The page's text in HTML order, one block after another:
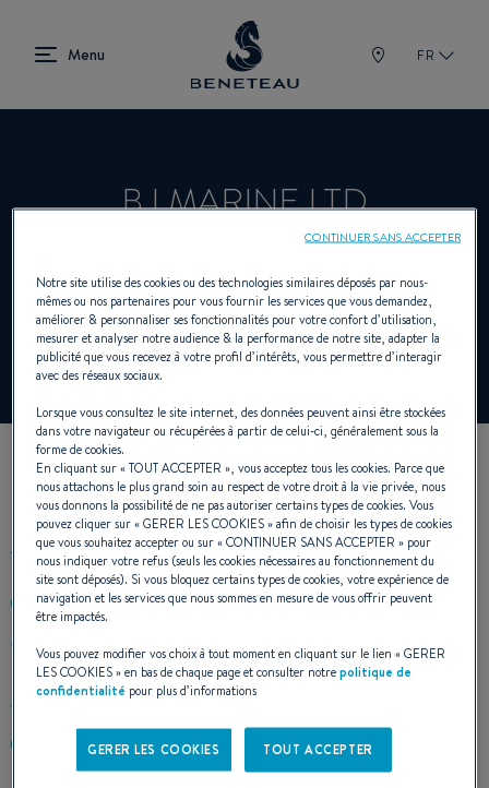
FR
BJ MARINE LTD
Concessionnaire Voiliers, In-bord, Hors-
bord, First pour BENETEAU
NOS COORDONNÉES
+35312878334
GREYSTONES HARBOUR MARINA GREYSTONES
Ireland
Calculer l'itinéraire
http://www.bjmarine.net/
Notre site utilise des cookies ou des technologies similaires déposés par nous-
mêmes ou nos partenaires pour vous fournir les services que vous demandez,
améliorer & personnaliser ses fonctionnalités pour votre confort d’utilisation,
mesurer et analyser notre audience & la performance de notre site, adapter la
publicité que vous recevez à votre profil d’intérêts, vous permettre d’interagir
avec des réseaux sociaux.
Lorsque vous consultez le site internet, des données peuvent ainsi être stockées
dans votre navigateur ou récupérées à partir de celui-ci, généralement sous la
forme de cookies.
En cliquant sur «TOUT ACCEPTER », vous acceptez tous les cookies. Parce que
nous attachons le plus grand soin au respect de votre droit à la vie privée, nous
vous donnons la possibilité de ne pas autoriser certains types de cookies. Vous
pouvez cliquer sur «GERER LES COOKIES» afin de choisir les types de cookies
que vous souhaitez accepter ou sur «CONTINUER SANS ACCEPTER » pour
nous indiquer votre refus (seuls les cookies nécessaires au fonctionnement du
site sont déposés). Si vous bloquez certains types de cookies, votre expérience de
navigation et les services que nous sommes en mesure de vous offrir peuvent
être impactés.
Vous pouvez modifier vos choix à tout moment en cliquant sur le lien «GERER
LES COOKIES» en bas de chaque page et consulter notrepolitique de
confidentialité pour plus d’informations
GERER LES COOKIES TOUT ACCEPTER
CONTINUER SANS ACCEPTER